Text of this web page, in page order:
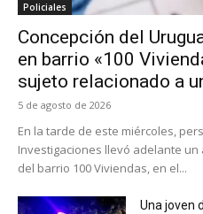
Policiales
Concepción del
en barrio «100
sujeto relacionado a
5 de agosto de 2026
En la tarde de este miércoles,
Investigaciones llevó adelante
del barrio 100 Viviendas, en el...
Una joven